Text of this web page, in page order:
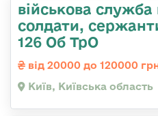
військова
солдати,
126 Об ТрО
від 20000 до 120000
Київ, Київська область